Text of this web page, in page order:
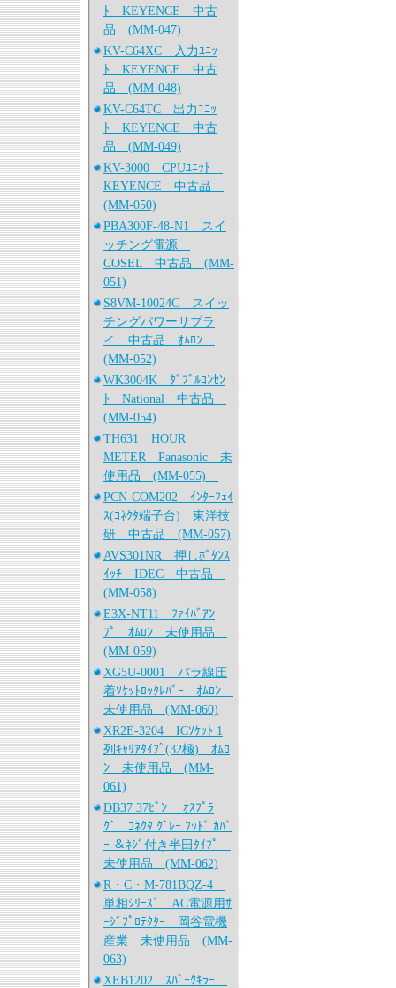
ﾄ KEYENCE 中古
品 (MM-047)
KV-C64XC 入力ﾕﾆｯ
ﾄ KEYENCE 中古
品 (MM-048)
KV-C64TC 出力ﾕﾆｯ
ﾄ KEYENCE 中古
品 (MM-049)
KV-3000 CPUﾕﾆｯﾄ
KEYENCE 中古品
(MM-050)
PBA300F-48-N1 スイ
ッチング電源
COSEL 中古品 (MM-
051)
S8VM-10024C スイッ
チングパワーサプラ
イ 中古品 ｵﾑﾛﾝ
(MM-052)
WK3004K ﾀﾞﾌﾞﾙｺﾝｾﾝ
ﾄ National 中古品
(MM-054)
TH631 HOUR
METER Panasonic 未
使用品 (MM-055)
PCN-COM202 ｲﾝﾀｰﾌｪｲ
ｽ(ｺﾈｸﾀ端子台) 東洋技
研 中古品 (MM-057)
AVS301NR 押しﾎﾞﾀﾝｽ
ｲｯﾁ IDEC 中古品
(MM-058)
E3X-NT11 ﾌｧｲﾊﾞｱﾝ
ﾌﾟ ｵﾑﾛﾝ 未使用品
(MM-059)
XG5U-0001 バラ線圧
着ｿｹｯﾄﾛｯｸﾚﾊﾞｰ ｵﾑﾛﾝ
未使用品 (MM-060)
XR2E-3204 ICｿｹｯﾄ 1
列ｷｬﾘｱﾀｲﾌﾟ(32極) ｵﾑﾛ
ﾝ 未使用品 (MM-
061)
DB37 37ﾋﾟﾝ ｵｽﾌﾟﾗ
ｸﾞ ｺﾈｸﾀ ｸﾞﾚｰ ﾌｯﾄﾞ ｶﾊﾞ
ｰ ＆ﾈｼﾞ付き半田ﾀｲﾌﾟ
未使用品 (MM-062)
R・C・M-781BQZ-4
単相ｼﾘｰｽﾞ AC電源用ｻ
ｰｼﾞﾌﾟﾛﾃｸﾀｰ 岡谷電機
産業 未使用品 (MM-
063)
XEB1202 ｽﾊﾟｰｸｷﾗｰ